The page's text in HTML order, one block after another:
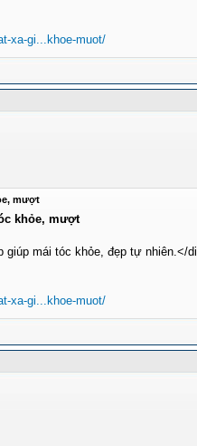
xa-gi...khoe-muot/
mượt
khỏe, mượt
giúp mái tóc khỏe, đẹp tự nhiên.</
xa-gi...khoe-muot/